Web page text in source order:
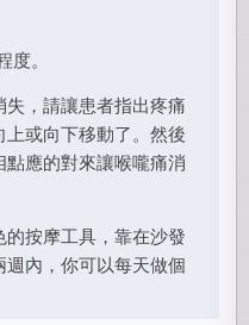
。
，請讓患者指出疼痛
或向下移動了。然後
應的對來讓喉嚨痛消
按摩工具，靠在沙發
內，你可以每天做個